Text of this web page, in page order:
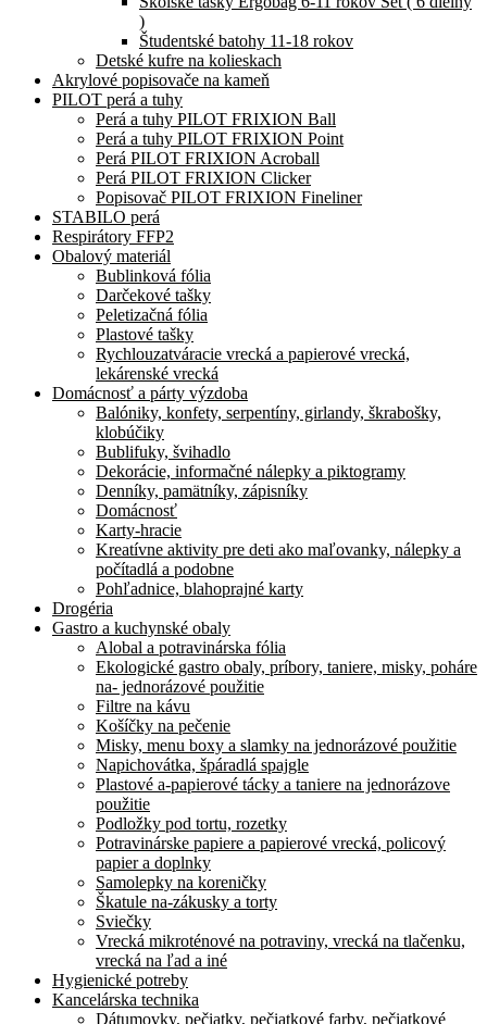
)
Študentské batohy 11-18 rokov
Detské kufre na kolieskach
Akrylové popisovače na kameň
PILOT perá a tuhy
Perá a tuhy PILOT FRIXION Ball
Perá a tuhy PILOT FRIXION Point
Perá PILOT FRIXION Acroball
Perá PILOT FRIXION Clicker
Popisovač PILOT FRIXION Fineliner
STABILO perá
Respirátory FFP2
Obalový materiál
Bublinková fólia
Darčekové tašky
Peletizačná fólia
Plastové tašky
Rychlouzatváracie vrecká a papierové vrecká,
lekárenské vrecká
Domácnosť a párty výzdoba
Balóniky, konfety, serpentíny, girlandy, škrabošky,
klobúčiky
Bublifuky, švihadlo
Dekorácie, informačné nálepky a piktogramy
Denníky, pamätníky, zápisníky
Domácnosť
Karty-hracie
Kreatívne aktivity pre deti ako maľovanky, nálepky a
počítadlá a podobne
Pohľadnice, blahoprajné karty
Drogéria
Gastro a kuchynské obaly
Alobal a potravinárska fólia
Ekologické gastro obaly, príbory, taniere, misky, poháre
na- jednorázové použitie
Filtre na kávu
Košíčky na pečenie
Misky, menu boxy a slamky na jednorázové použitie
Napichovátka, špáradlá spajgle
Plastové a-papierové tácky a taniere na jednorázove
použitie
Podložky pod tortu, rozetky
Potravinárske papiere a papierové vrecká, policový
papier a doplnky
Samolepky na koreničky
Škatule na-zákusky a torty
Sviečky
Vrecká mikroténové na potraviny, vrecká na tlačenku,
vrecká na ľad a iné
Hygienické potreby
Kancelárska technika
Dátumovky, pečiatky, pečiatkové farby, pečiatkové